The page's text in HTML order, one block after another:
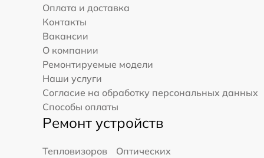
Оплата и доставка
Контакты
Вакансии
О компании
Ремонтируемые модели
Наши услуги
Согласие на обработку персональных данных
Способы оплаты
Ремонт устройств
Тепловизоров
Оптических